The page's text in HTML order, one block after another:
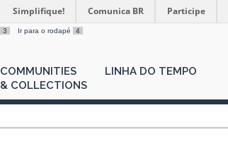
Simplifique! Comunica BR Participe
3 Ir para o rodapé 4
COMMUNITIES
& COLLECTIONS
LINHA DO TEMPO